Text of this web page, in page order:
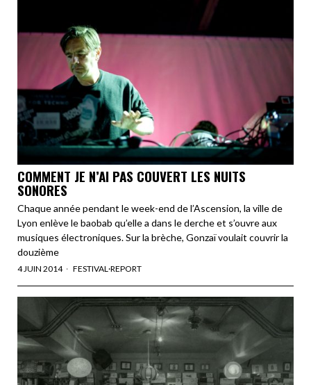
COMMENT JE N’AI PAS COUVERT LES NUITS
SONORES
Chaque année pendant le week-end de l’Ascension, la ville de
Lyon enlève le baobab qu’elle a dans le derche et s’ouvre aux
musiques électroniques. Sur la brèche, Gonzaï voulait couvrir la
douzième
4 JUIN 2014 FESTIVAL·REPORT